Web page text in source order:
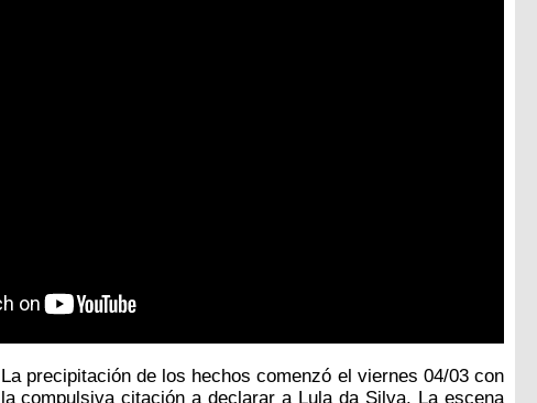
La precipitación de los hechos comenzó el viernes 04/03 con
la compulsiva citación a declarar a Lula da Silva. La escena